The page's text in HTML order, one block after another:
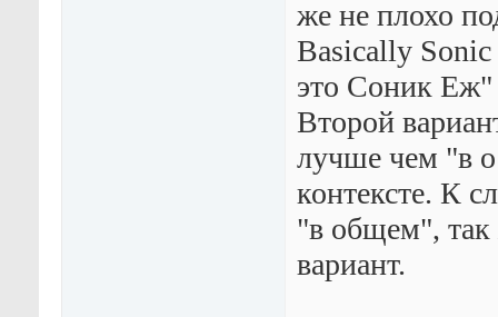
же не плохо
Basically
это Соник Еж"
Второй
лучше чем "в
контексте. К
"в общем", так
вариант.